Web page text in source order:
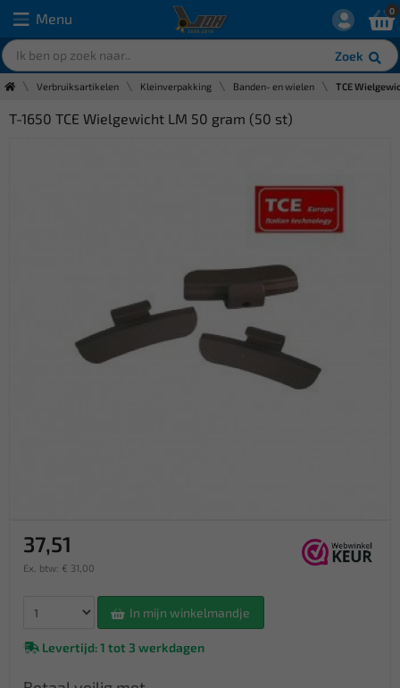
Menu
Zoek
0
Verbruiksartikelen Kleinverpakking Banden- en wielen TCE
T-1650 TCE Wielgewicht LM 50 gram (50 st)
37,51
Ex. btw: € 31,00
In mijn winkelmandje
Levertijd: 1 tot 3 werkdagen